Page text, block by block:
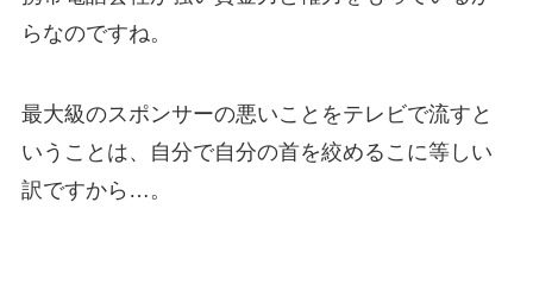
らなのですね。
最大級のスポンサーの悪いことをテレビで流すと
いうことは、自分で自分の首を絞めるこに等しい
訳ですから…。